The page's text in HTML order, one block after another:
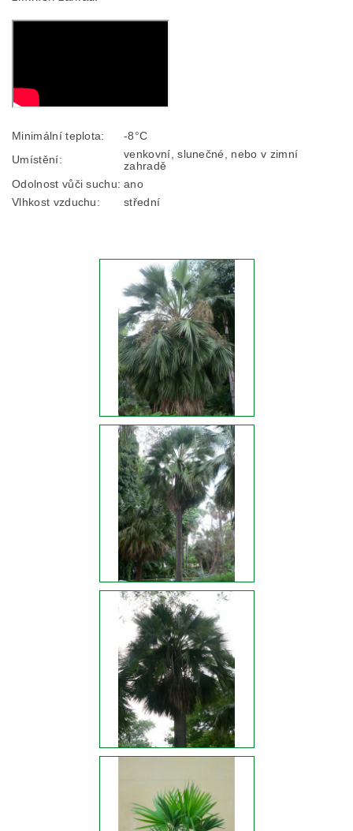
Minimální teplota:
-8°C
Umístění:
venkovní, slunečné, nebo v zimní
zahradě
Odolnost vůči suchu: ano
Vlhkost vzduchu:
střední